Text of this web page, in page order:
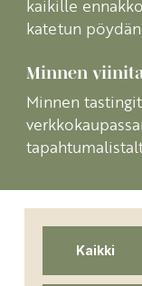
kaikille
katetun
Minnen
Minnen
Kaikki